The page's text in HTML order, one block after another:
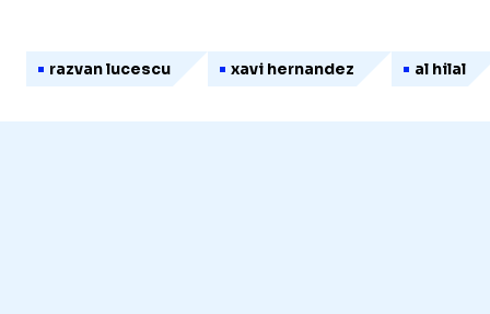
razvan lucescu xavi hernandez al hilal